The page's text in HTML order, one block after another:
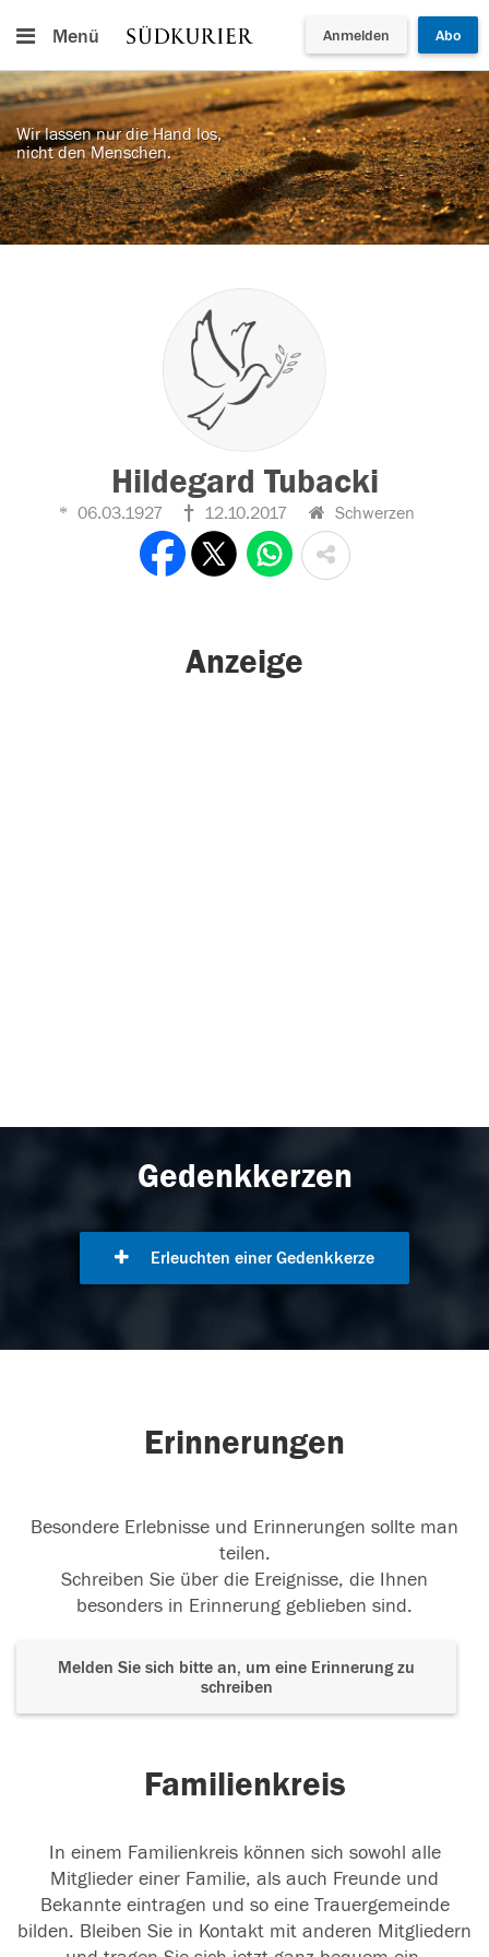
Menü Anmelden Abo
Wir lassen nur die Hand los,
nicht den Menschen.
Hildegard Tubacki
06.03.1927 12.10.2017 Schwerzen
Anzeige
Gedenkkerzen
Erleuchten einer Gedenkkerze
Erinnerungen
Besondere Erlebnisse und Erinnerungen sollte man
teilen.
Schreiben Sie über die Ereignisse, die Ihnen
besonders in Erinnerung geblieben sind.
Melden Sie sich bitte an, um eine Erinnerung zu
schreiben
Familienkreis
In einem Familienkreis können sich sowohl alle
Mitglieder einer Familie, als auch Freunde und
Bekannte eintragen und so eine Trauergemeinde
bilden. Bleiben Sie in Kontakt mit anderen Mitgliedern